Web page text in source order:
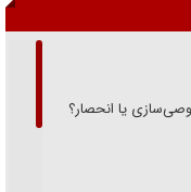
یا انحصار؟